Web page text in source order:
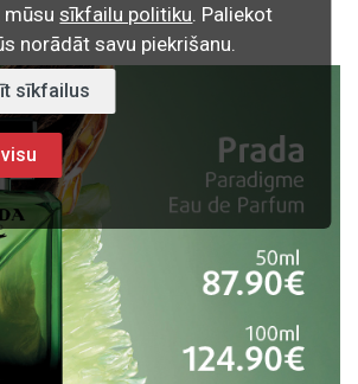
mūsusīkfailu politiku. Paliekot
norādāt savu piekrišanu.
sīkfailus